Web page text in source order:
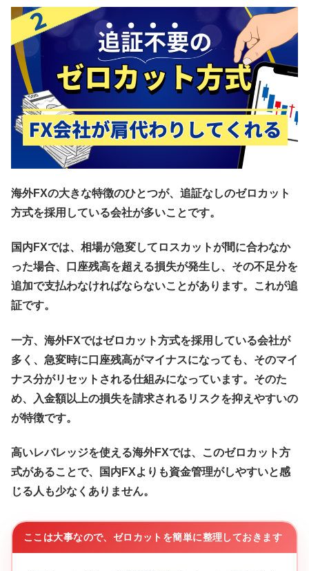
海外FXの大きな特徴のひとつが、追証なしのゼロカット
方式を採用している会社が多いことです。
国内FXでは、相場が急変してロスカットが間に合わなか
った場合、口座残高を超える損失が発生し、その不足分を
追加で支払わなければならないことがあります。これが追
証です。
一方、海外FXではゼロカット方式を採用している会社が
多く、急変時に口座残高がマイナスになっても、そのマイ
ナス分がリセットされる仕組みになっています。そのた
め、入金額以上の損失を請求されるリスクを抑えやすいの
が特徴です。
高いレバレッジを使える海外FXでは、このゼロカット方
式があることで、国内FXよりも資金管理がしやすいと感
じる人も少なくありません。
ここは大事なので、ゼロカットを簡単に整理しておきます